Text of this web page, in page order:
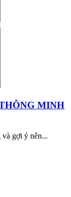
MINH
và gợi ý nên...